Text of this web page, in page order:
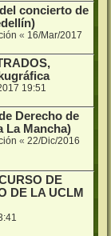
concierto de
« 16/Mar/2017
19:51
Derecho de
La Mancha)
« 22/Dic/2016
DE
DE LA UCLM